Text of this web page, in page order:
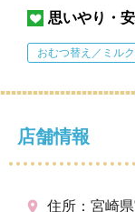
思いやり・
おむつ替え／ミル
店舗情報
住所：宮崎